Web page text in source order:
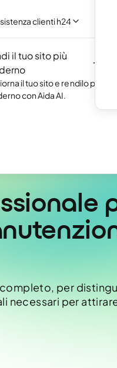
clienti h24
senza scrivere una riga di
il tuo sito più
il tuo sito e rendilo più
con Aida AI.
per
necessari per